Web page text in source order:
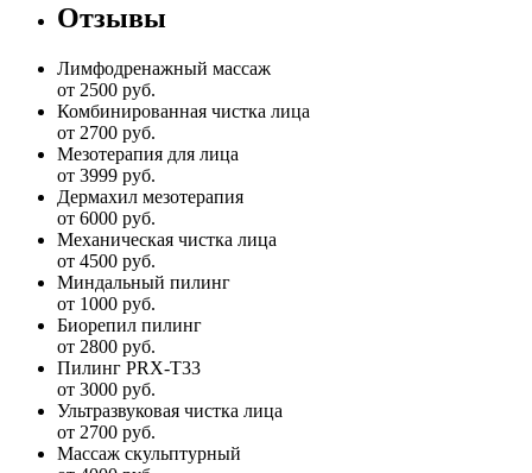
Отзывы
Лимфодренажный массаж
от 2500 руб.
Комбинированная чистка лица
от 2700 руб.
Мезотерапия для лица
от 3999 руб.
Дермахил мезотерапия
от 6000 руб.
Механическая чистка лица
от 4500 руб.
Миндальный пилинг
от 1000 руб.
Биорепил пилинг
от 2800 руб.
Пилинг PRX-T33
от 3000 руб.
Ультразвуковая чистка лица
от 2700 руб.
Массаж скульптурный